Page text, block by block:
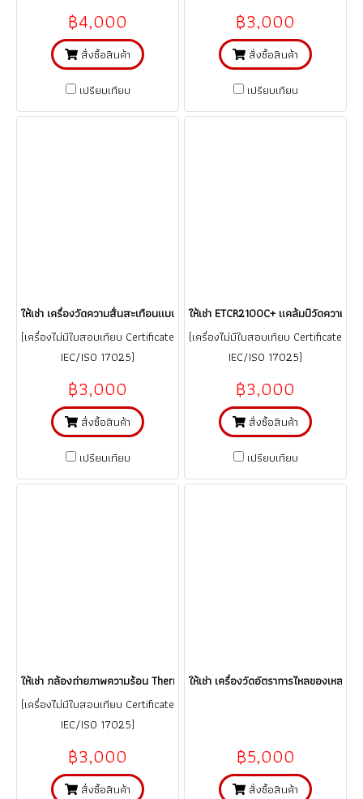
฿4,000
สั่งซื้อสินค้า
เปรียบเทียบ
฿3,000
สั่งซื้อสินค้า
เปรียบเทียบ
ให้เช่า เครื่องวัดความสั่นสะเทือนแบบปากกา VIBRATION METER Smart
(เครื่องไม่มีใบสอบเทียบ Certificate
IEC/ISO 17025)
฿3,000
สั่งซื้อสินค้า
เปรียบเทียบ
ให้เช่า ETCR2100C+ แคล้มป์วัดความ
(เครื่องไม่มีใบสอบเทียบ Certificate
IEC/ISO 17025)
฿3,000
สั่งซื้อสินค้า
เปรียบเทียบ
ให้เช่า กล้องถ่ายภาพความร้อน Thermoscan HTI Model HT-18 (เครื่องไม่มีใบ
(เครื่องไม่มีใบสอบเทียบ Certificate
IEC/ISO 17025)
฿3,000
สั่งซื้อสินค้า
ให้เช่า เครื่องวัดอัตราการไหลของเหล
฿5,000
สั่งซื้อสินค้า